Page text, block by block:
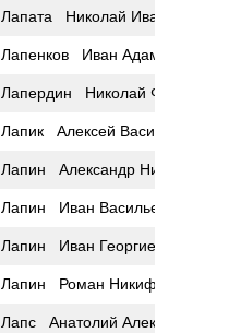
Лапата Николай Иванович
Лапенков Иван Адамович
Лапердин Николай Филиппович
Лапик Алексей Васильевич
Лапин Александр Николаевич
Лапин Иван Васильевич
Лапин Иван Георгиевич
Лапин Роман Никифорович
Лапс Анатолий Александрович